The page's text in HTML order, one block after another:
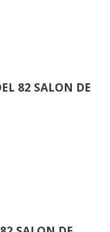
82 SALON DE